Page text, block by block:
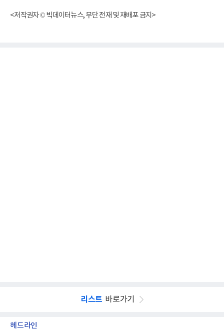
<저작권자 © 빅데이터뉴스, 무단 전재 및 재배포 금지>
리스트 바로가기
헤드라인